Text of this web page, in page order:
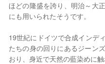
ほどの隆盛を誇り、明治～大
にも用いられたそうです。
19世紀にドイツで合成インデ
たちの身の回りにあるジーン
おり、身近で天然の藍染めに